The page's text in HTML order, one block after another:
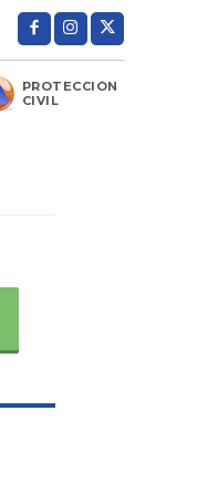
PROTECCIÓN
CIVIL